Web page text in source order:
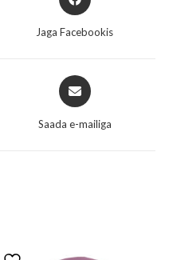
Jaga Facebookis
Saada e-mailiga